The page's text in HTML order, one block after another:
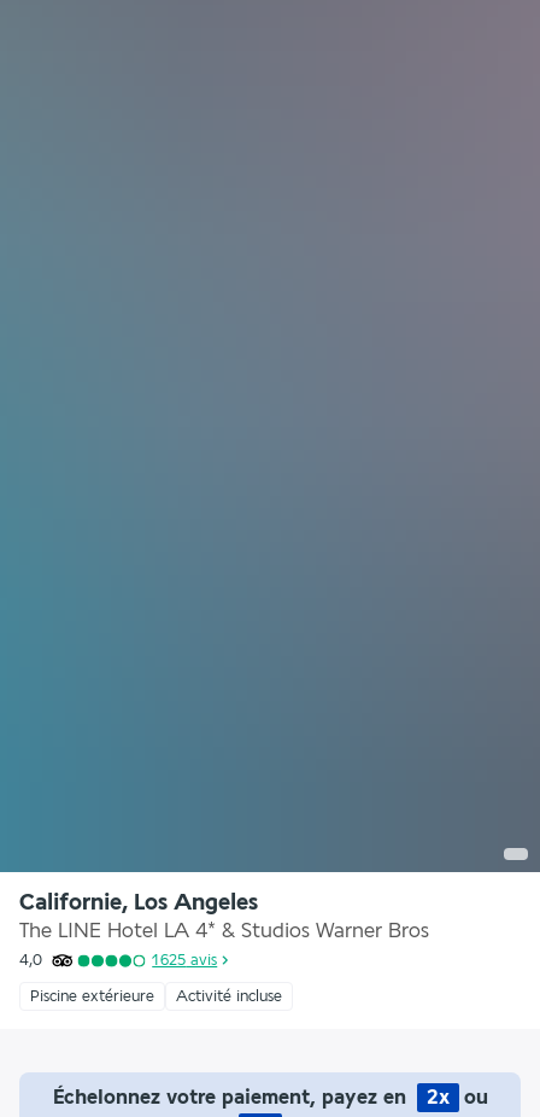
Californie, Los Angeles
The LINE Hotel LA 4* & Studios Warner Bros
4,0 1 625 avis
Piscine extérieure Activité incluse
Échelonnez votre paiement, payez en 2x
ou